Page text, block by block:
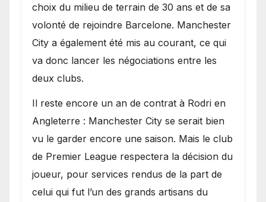
choix du milieu de terrain de 30 ans et de sa
volonté de rejoindre Barcelone. Manchester
City a également été mis au courant, ce qui
va donc lancer les négociations entre les
deux clubs.
​Il reste encore un an de contrat à Rodri en
Angleterre : Manchester City se serait bien
vu le garder encore une saison. Mais le club
de Premier League respectera la décision du
joueur, pour services rendus de la part de
celui qui fut l’un des grands artisans du